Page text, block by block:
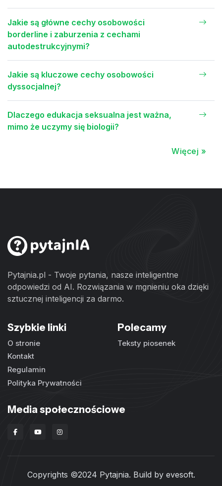
Jakie są główne cechy osobowości
borderline i zaburzenia z cechami
autodestrukcyjnymi?
Jakie są kluczowe cechy osobowości
dyssocjalnej?
Dlaczego edukacja seksualna jest ważna,
mimo że uczymy się biologii?
Więcej »
Pytajnia.pl - Twoje pytania, nasze inteligentne
odpowiedzi od AI. Rozwiązania w mgnieniu oka dzięki
sztucznej inteligencji za darmo.
Szybkie linki
O stronie
Kontakt
Regulamin
Polityka Prywatności
Polecamy
Teksty piosenek
Media społecznościowe
Copyrights ©2024 Pytajnia. Build by evesoft.